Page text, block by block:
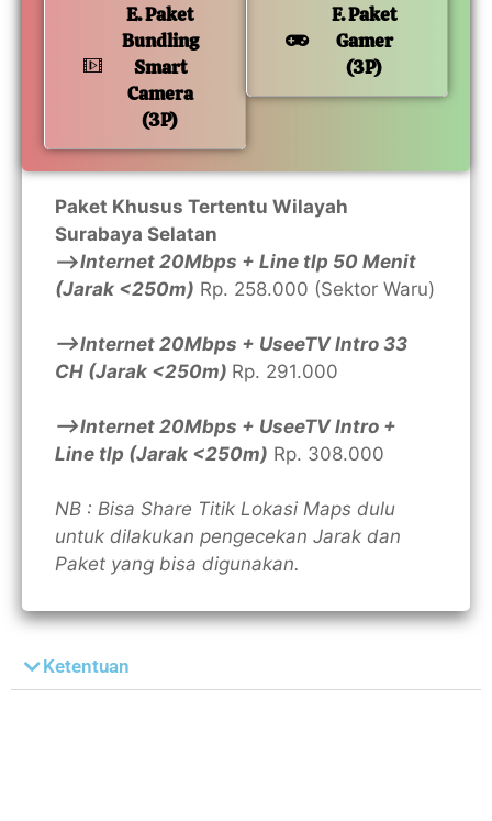
E. Paket
Bundling
Smart
Camera
(3P)
F. Paket
Gamer
(3P)
Paket Khusus Tertentu Wilayah
Surabaya Selatan
—>Internet 20Mbps + Line tlp 50 Menit
(Jarak <250m) Rp. 258.000 (Sektor Waru)
—>Internet 20Mbps + UseeTV Intro 33
CH (Jarak <250m) Rp. 291.000
—>Internet 20Mbps + UseeTV Intro +
Line tlp (Jarak <250m) Rp. 308.000
NB : Bisa Share Titik Lokasi Maps dulu
untuk dilakukan pengecekan Jarak dan
Paket yang bisa digunakan.
Ketentuan